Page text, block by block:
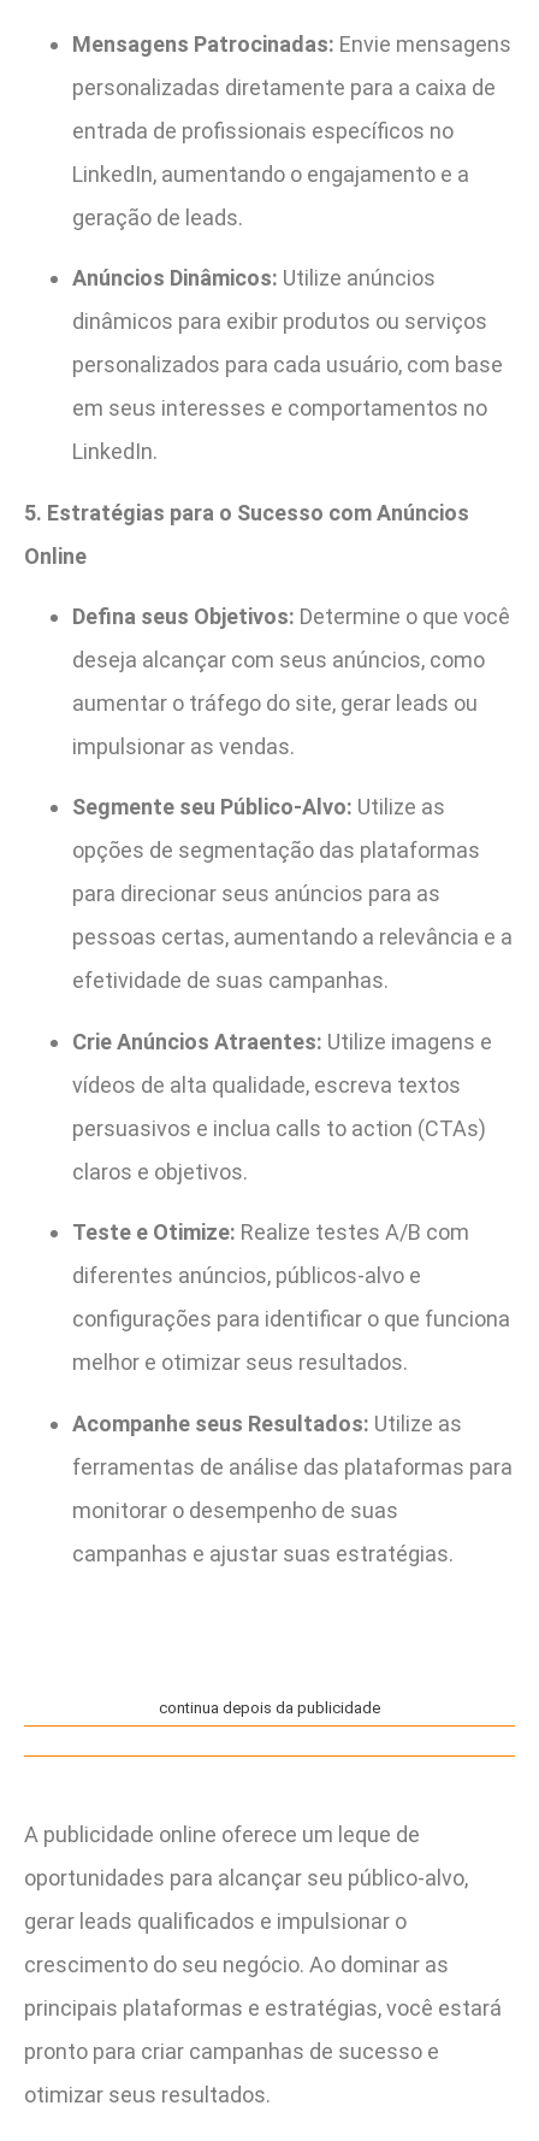
Mensagens Patrocinadas: Envie mensagens
personalizadas diretamente para a caixa de
entrada de profissionais específicos no
LinkedIn, aumentando o engajamento e a
geração de leads.
Anúncios Dinâmicos: Utilize anúncios
dinâmicos para exibir produtos ou serviços
personalizados para cada usuário, com base
em seus interesses e comportamentos no
LinkedIn.
5. Estratégias para o Sucesso com Anúncios
Online
Defina seus Objetivos: Determine o que você
deseja alcançar com seus anúncios, como
aumentar o tráfego do site, gerar leads ou
impulsionar as vendas.
Segmente seu Público-Alvo: Utilize as
opções de segmentação das plataformas
para direcionar seus anúncios para as
pessoas certas, aumentando a relevância e a
efetividade de suas campanhas.
Crie Anúncios Atraentes: Utilize imagens e
vídeos de alta qualidade, escreva textos
persuasivos e inclua calls to action (CTAs)
claros e objetivos.
Teste e Otimize: Realize testes A/B com
diferentes anúncios, públicos-alvo e
configurações para identificar o que funciona
melhor e otimizar seus resultados.
Acompanhe seus Resultados: Utilize as
ferramentas de análise das plataformas para
monitorar o desempenho de suas
campanhas e ajustar suas estratégias.
continua depois da publicidade
A publicidade online oferece um leque de
oportunidades para alcançar seu público-alvo,
gerar leads qualificados e impulsionar o
crescimento do seu negócio. Ao dominar as
principais plataformas e estratégias, você estará
pronto para criar campanhas de sucesso e
otimizar seus resultados.